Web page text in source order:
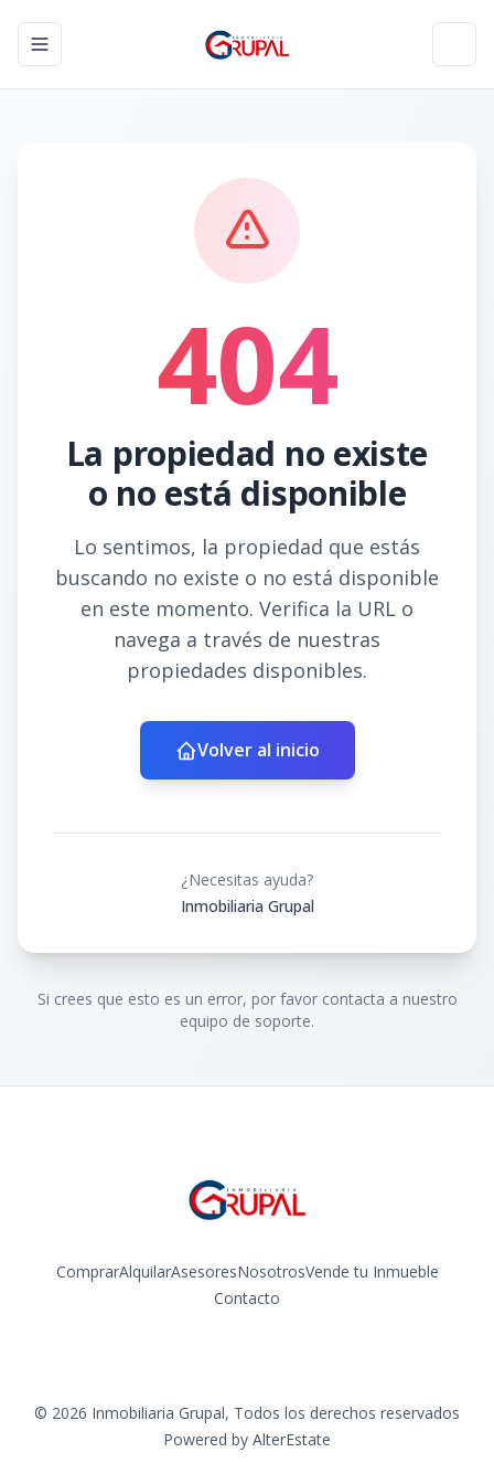
Toggle navigation menu
404
La propiedad no existe
o no está disponible
Lo sentimos, la propiedad que estás
buscando no existe o no está disponible
en este momento. Verifica la URL o
navega a través de nuestras
propiedades disponibles.
Volver al inicio
¿Necesitas ayuda?
Inmobiliaria Grupal
Si crees que esto es un error, por favor contacta a nuestro
equipo de soporte.
ComprarAlquilarAsesoresNosotrosVende tu Inmueble
Contacto
© 2026 Inmobiliaria Grupal, Todos los derechos reservados
Powered by AlterEstate